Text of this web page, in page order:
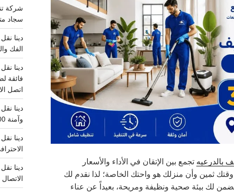
بالدرعيه تجمع بين الإتقان في الأداء والأسعار
ثمين وأن منزلك هو واحتك الخاصة؛ لذا نقدم لك
لك بيئة صحية ونظيفة ومريحة، بعيداً عن عناء
سجاد
الفك
فائقة
اتصل
دينا
وآمنة 100%اتصل بنا الان
دينا
الاحترافي99% اتصل
الاتصال